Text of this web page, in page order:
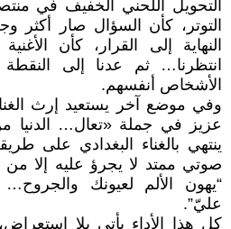
التحويل اللحني الخفيف في
التوتر، كأن السؤال صار أكثر
النهاية إلى القرار، كأن
انتظرنا… ثم عدنا إلى
الأشخاص أنفسهم.
وفي موضع آخر يستعيد إرث
عزيز في جملة «تعال… الدنيا
ينتهي بالغناء البغدادي على
صوتي ممتد لا يجرؤ عليه إلا
“يهون الألم لعيونك
عليّ”.
كل هذا الأداء يأتي بلا